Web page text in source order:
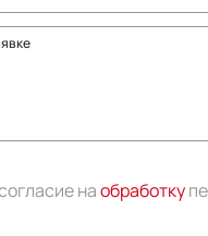
наобработку